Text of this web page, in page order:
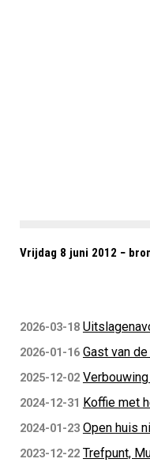
Vrijdag 8 juni 2012 −
2026-03-18
2026-01-16 Gast van
2025-12-02
2024-12-31 Koffie met
2024-01-23 Open huis
2023-12-22 Trefpunt,